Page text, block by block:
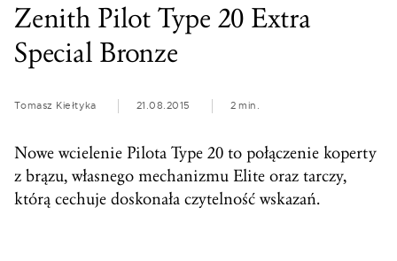
Zenith Pilot Type 20 Extra
Special Bronze
Tomasz Kiełtyka 21.08.2015 2 min.
Nowe wcielenie Pilota Type 20 to połączenie koperty
z brązu, własnego mechanizmu Elite oraz tarczy,
którą cechuje doskonała czytelność wskazań.